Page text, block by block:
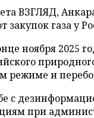
ВЗГЛЯД,
закупок газа у
ноября 2025
режиме и
с
при